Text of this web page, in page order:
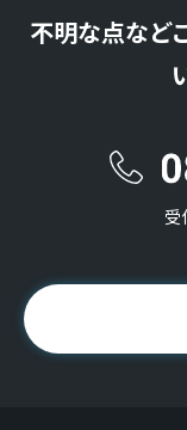
不明な点など
受